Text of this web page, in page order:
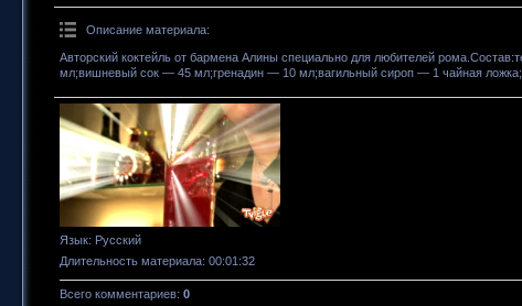
Описание материала:
Авторский коктейль от бармена Алины специально для любителей
мл;вишневый сок — 45 мл;гренадин — 10 мл;вагильный сироп — 1 чайная
Язык: Русский
Длительность материала: 00:01:32
Всего комментариев: 0